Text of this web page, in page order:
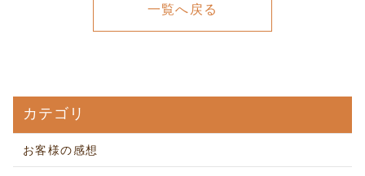
一覧へ戻る
カテゴリ
お客様の感想